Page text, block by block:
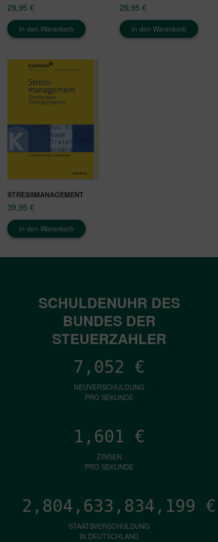
29,95 €
In den Warenkorb
29,95 €
In den Warenkorb
STRESSMANAGEMENT
39,95 €
In den Warenkorb
SCHULDENUHR DES
BUNDES DER
STEUERZAHLER
7,052 €
NEUVERSCHULDUNG
PRO SEKUNDE
1,601 €
ZINSEN
PRO SEKUNDE
2,804,633,836,738 €
STAATSVERSCHULDUNG
IN DEUTSCHLAND